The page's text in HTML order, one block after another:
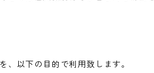
、以下の目的で利用致します。